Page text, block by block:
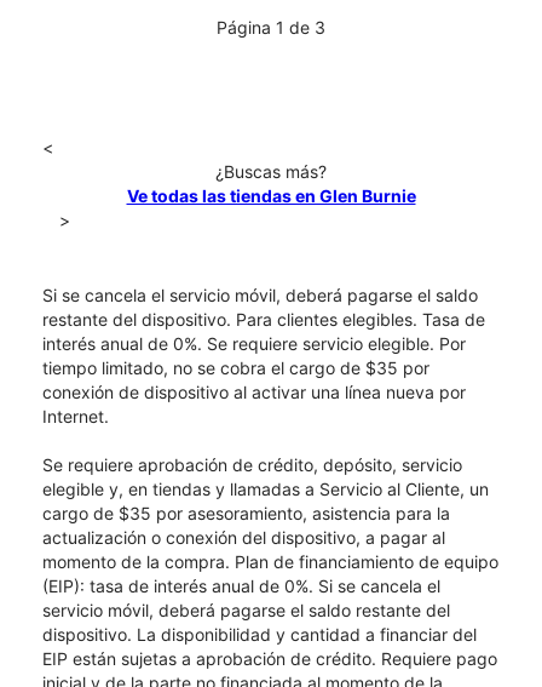
Página 1 de 3
<
¿Buscas más?
Ve todas las tiendas en Glen Burnie
>
Si se cancela el servicio móvil, deberá pagarse el saldo
restante del dispositivo. Para clientes elegibles. Tasa de
interés anual de 0%. Se requiere servicio elegible. Por
tiempo limitado, no se cobra el cargo de $35 por
conexión de dispositivo al activar una línea nueva por
Internet.
Se requiere aprobación de crédito, depósito, servicio
elegible y, en tiendas y llamadas a Servicio al Cliente, un
cargo de $35 por asesoramiento, asistencia para la
actualización o conexión del dispositivo, a pagar al
momento de la compra. Plan de financiamiento de equipo
(EIP): tasa de interés anual de 0%. Si se cancela el
servicio móvil, deberá pagarse el saldo restante del
dispositivo. La disponibilidad y cantidad a financiar del
EIP están sujetas a aprobación de crédito. Requiere pago